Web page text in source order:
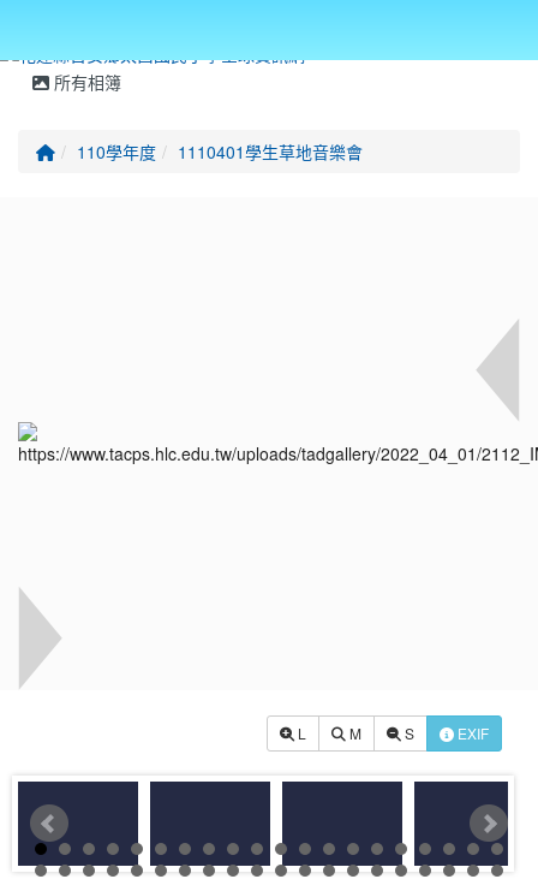
所有相簿
回首頁110學年度 1110401學生草地音樂會
L M S EXIF